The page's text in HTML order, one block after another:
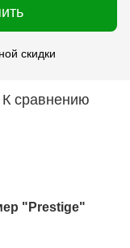
скидки
К сравнению
"Prestige"